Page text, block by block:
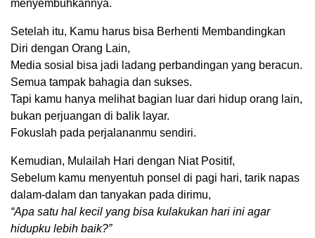
menyembuhkannya.
Setelah itu, Kamu harus bisa Berhenti Membandingkan
Diri dengan Orang Lain,
Media sosial bisa jadi ladang perbandingan yang beracun.
Semua tampak bahagia dan sukses.
Tapi kamu hanya melihat bagian luar dari hidup orang lain,
bukan perjuangan di balik layar.
Fokuslah pada perjalananmu sendiri.
Kemudian, Mulailah Hari dengan Niat Positif,
Sebelum kamu menyentuh ponsel di pagi hari, tarik napas
dalam-dalam dan tanyakan pada dirimu,
“Apa satu hal kecil yang bisa kulakukan hari ini agar
hidupku lebih baik?”